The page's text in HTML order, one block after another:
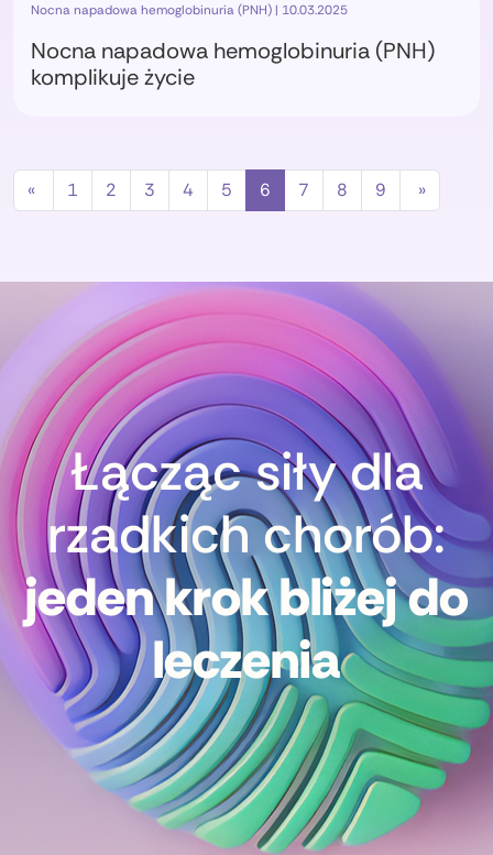
Nocna napadowa hemoglobinuria (PNH) | 10.03.2025
Nocna napadowa hemoglobinuria (PNH)
komplikuje życie
« 1 2 3 4 5 6 7 8 9 »
Łącząc siły dla
rzadkich chorób:
jeden krok bliżej do
leczenia